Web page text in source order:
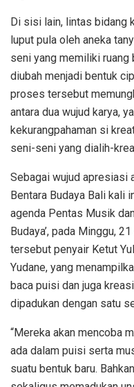
Di sisi lain, lintas bidang
luput pula oleh aneka
seni yang memiliki ruang
diubah menjadi bentuk
proses tersebut
antara dua wujud karya,
kekurangpahaman si
seni-seni yang dialih-
Sebagai wujud apresiasi
Bentara Budaya Bali kali
agenda Pentas Musik
Budaya’, pada Minggu,
tersebut penyair Ketut
Yudane, yang
baca puisi dan juga
dipadukan dengan satu
“Mereka akan mencoba
ada dalam puisi serta
suatu bentuk baru.